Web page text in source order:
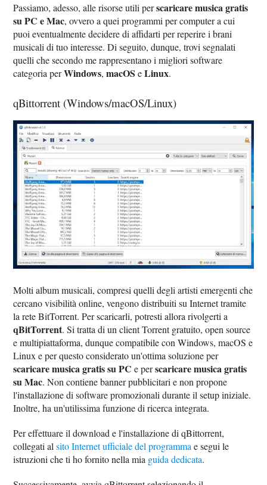
Passiamo, adesso, alle risorse utili perscaricare musica gratis
su PC e Mac, ovvero a quei programmi per computer a cui
puoi eventualmente decidere di affidarti per reperire i brani
musicali di tuo interesse. Di seguito, dunque, trovi segnalati
quelli che secondo me rappresentano i migliori software
categoria perWindows,macOS eLinux.
qBittorrent (Windows/macOS/Linux)
Molti album musicali, compresi quelli degli artisti emergenti che
cercano visibilità online, vengono distribuiti su Internet tramite
la rete BitTorrent. Per scaricarli, potresti allora rivolgerti a
qBitTorrent. Si tratta di un client Torrent gratuito, open source
e multipiattaforma, dunque compatibile con Windows, macOS e
Linux e per questo considerato un'ottima soluzione per
scaricare musica gratis su PC e perscaricare musica gratis
su Mac. Non contiene banner pubblicitari e non propone
l'installazione di software promozionali durante il setup iniziale.
Inoltre, ha un'utilissima funzione di ricerca integrata.
Per effettuare il download e l'installazione di qBittorrent,
collegati alsito Internet ufficiale del programma e segui le
istruzioni che ti ho fornito nella mia guida dedicata.